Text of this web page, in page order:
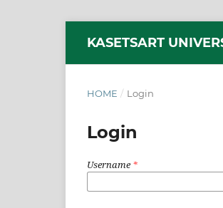
KASETSART
HOME / Login
Login
Username*